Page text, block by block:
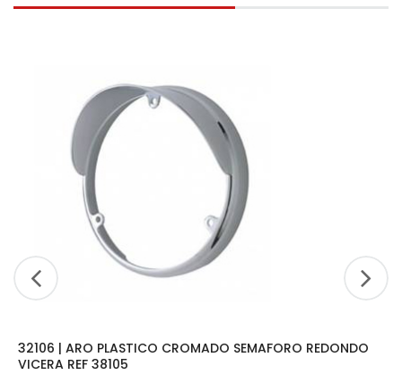
32106 | ARO PLASTICO CROMADO SEMAFORO REDONDO
VICERA REF 38105